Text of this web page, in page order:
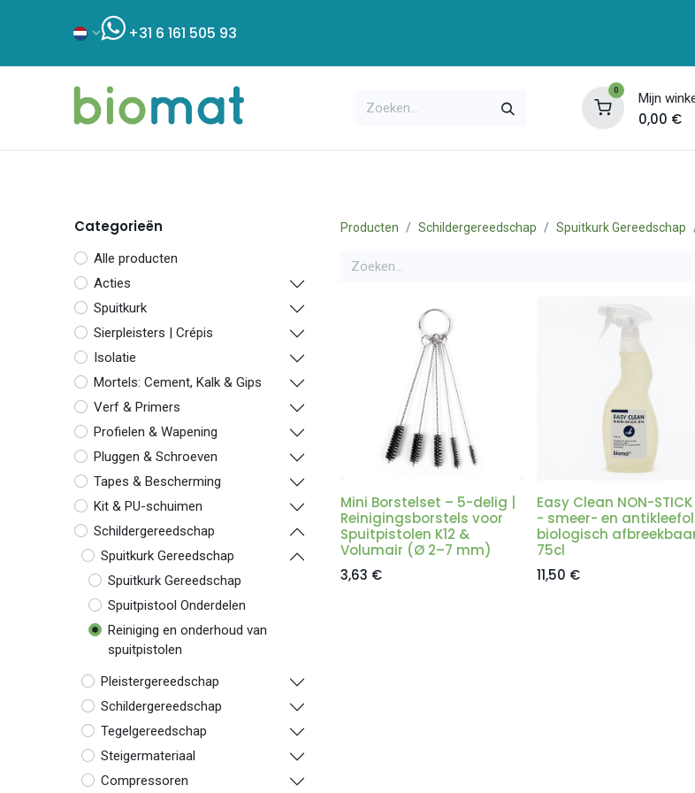
+31 6 161 505 93
0 Mijn
0,00 €
Categorieën
Alle producten
Acties
Spuitkurk
Sierpleisters | Crépis
Isolatie
Mortels: Cement, Kalk & Gips
Verf & Primers
Profielen & Wapening
Pluggen & Schroeven
Tapes & Bescherming
Kit & PU-schuimen
Schildergereedschap
Spuitkurk Gereedschap
Spuitkurk Gereedschap
Spuitpistool Onderdelen
Reiniging en onderhoud van
spuitpistolen
Pleistergereedschap
Schildergereedschap
Tegelgereedschap
Steigermateriaal
Compressoren
Producten Schildergereedschap Spuitkurk Gereedschap
Mini Borstelset – 5-delig |
Reinigingsborstels voor
Spuitpistolen K12 &
Volumair (Ø 2–7 mm)
3,63 €
Easy Clean NON-STICK
- smeer- en
biologisch
75cl
11,50 €